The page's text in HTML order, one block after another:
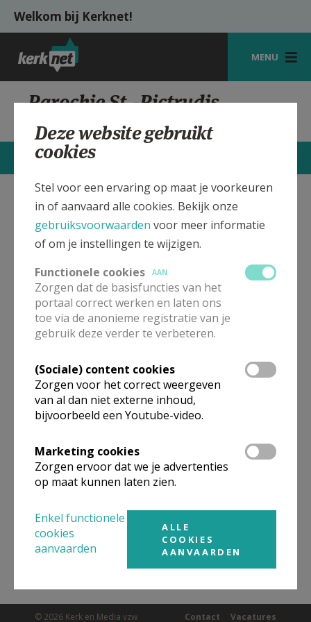
Overslaan en naar de inhoud gaan
Welkom bij Kerknet!
MENU
STARTPAGINA
VIERINGEN
SHOP
ZOEKEN
HULP
MIJN PAROCHIE
AANMELDEN OF REGISTREREN
Parochie St.-Rictrudis
Reninge
CONTACTEN
Verbergen
St.-Rictrudis Kerk Reninge
in deze kerk, het adres van de kerk, alsook een lijst met
kerken in de buurt.
ALLE DETAILS TONEN
Omgeving
Niet gevonden wat je zocht? Hier vind je
links naar kerken, eventueel van andere
organisaties, in de buurt.
© 2026 Kerk en Media vzw Vacatures
Contact
Deze website gebruikt
cookies
Stel voor een ervaring op maat je voorkeuren
in of aanvaard alle cookies. Bekijk onze
gebruiksvoorwaarden voor meer informatie
of om je instellingen te wijzigen.
Functionele cookies
AAN
Zorgen dat de basisfuncties van het
portaal correct werken en laten ons
toe via de anonieme registratie van je
gebruik deze verder te verbeteren.
(Sociale) content cookies
Zorgen voor het correct weergeven
van al dan niet externe inhoud,
bijvoorbeeld een Youtube-video.
Marketing cookies
Zorgen ervoor dat we je advertenties
op maat kunnen laten zien.
Enkel functionele
cookies
aanvaarden
ALLE
COOKIES
AANVAARDEN